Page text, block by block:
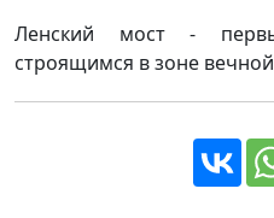
Ленский мост -
строящимся в зоне